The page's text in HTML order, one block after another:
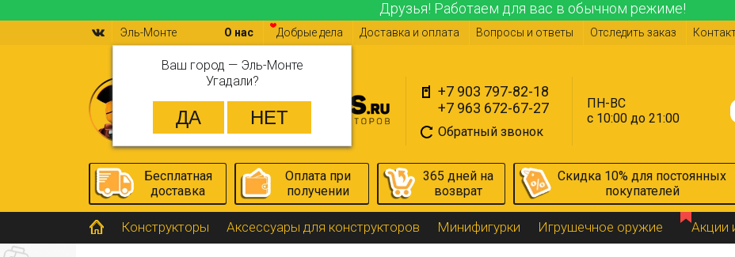
Друзья! Работаем для вас в обычном режиме!
Эль-Монте
Ваш город — Эль-Монте
Угадали?
О нас Добрые дела Доставка и оплата Вопросы и ответы Отследить заказ
+7 903 797-82-18
+7 963 672-67-27
Обратный звонок
ПН-ВС
с 10:00 до 21:00
Бесплатная
доставка
Оплата при
получении
365 дней на
возврат
Скидка 10% для постоянных
покупателей
Конструкторы Аксессуары для конструкторов Минифигурки Игрушечное оружие Акции